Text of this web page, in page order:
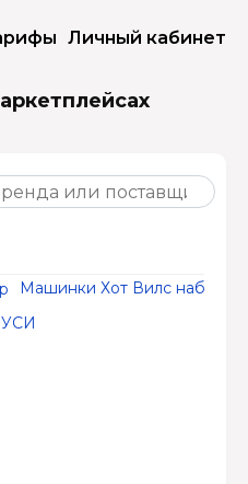
Личный кабинет
Машинки Хот Вилс набор